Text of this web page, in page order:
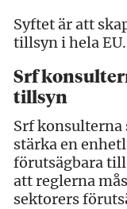
Syftet är att
tillsyn i hela EU.
Srf
tillsyn
Srf
stärka en
förutsägbara
att reglerna
sektorers